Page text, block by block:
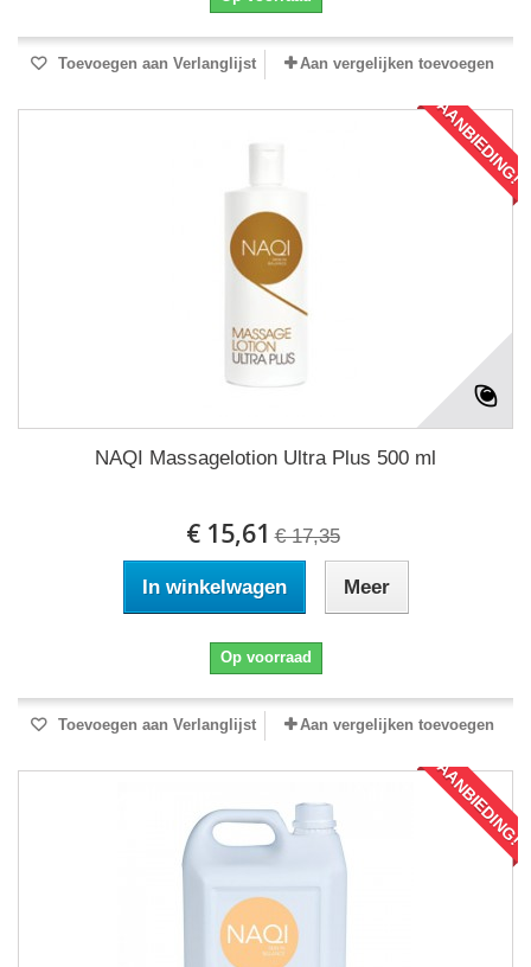
Toevoegen aan Verlanglijst Aan vergelijken toevoegen
AANBIEDING!
NAQI Massagelotion Ultra Plus 500 ml
€ 15,61 € 17,35
In winkelwagen Meer
Op voorraad
Toevoegen aan Verlanglijst Aan vergelijken toevoegen
AANBIEDING!